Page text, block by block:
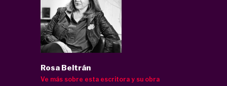
Rosa Beltrán
Ve más sobre esta escritora y su obra